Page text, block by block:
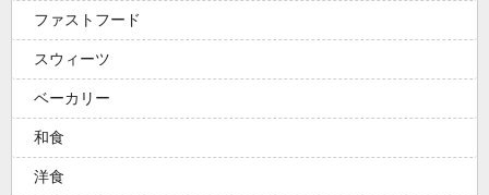
ファストフード
スウィーツ
ベーカリー
和食
洋食